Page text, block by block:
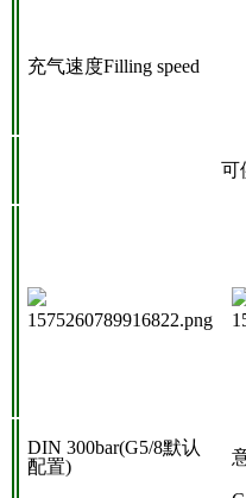
充气速度Filling speed
可
DIN 300bar(G5/8默认
配置)